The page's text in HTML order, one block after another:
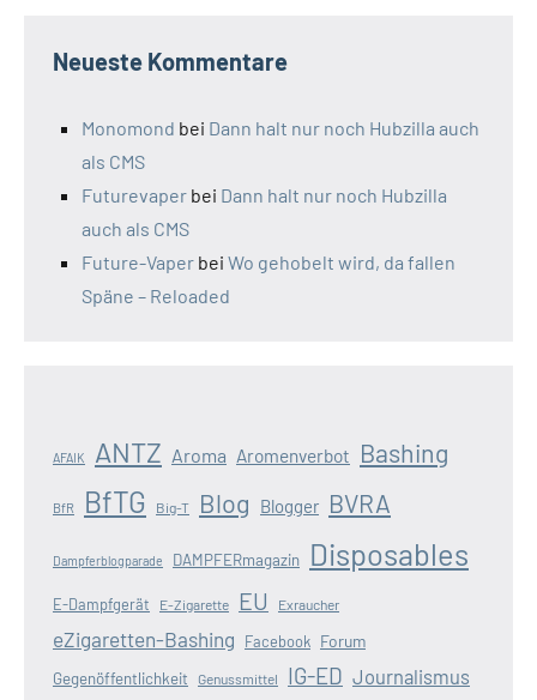
Neueste Kommentare
Monomond bei Dann halt nur noch Hubzilla auch
als CMS
Futurevaper bei Dann halt nur noch Hubzilla
auch als CMS
Future-Vaper bei Wo gehobelt wird, da fallen
Späne – Reloaded
AFAIK ANTZ Aroma Aromenverbot Bashing
BfR BfTG Big-T Blog Blogger BVRA
Dampferblogparade DAMPFERmagazin Disposables
E-Dampfgerät E-Zigarette EU Exraucher
eZigaretten-Bashing Facebook Forum
Gegenöffentlichkeit Genussmittel IG-ED Journalismus